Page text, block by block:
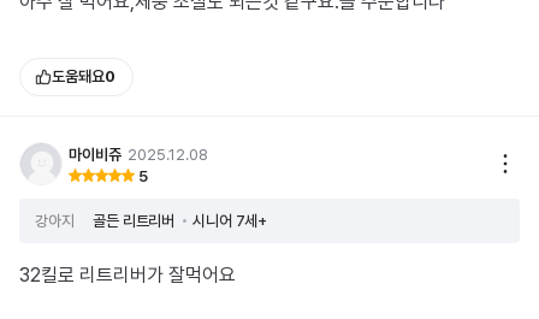
도움돼요0
마이비쥬 2025.12.08
5
강아지 골든 리트리버 시니어 7세+
32킬로 리트리버가 잘먹어요